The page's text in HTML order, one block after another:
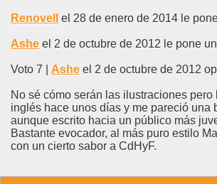
Renovell el 28 de enero de 2014 le
Ashe el 2 de octubre de 2012 le pone un
Voto 7 | Ashe el 2 de octubre de 2012
No sé cómo serán las ilustraciones pero
inglés hace unos días y me pareció una
aunque escrito hacia un público más
Bastante evocador, al más puro estilo
con un cierto sabor a CdHyF.